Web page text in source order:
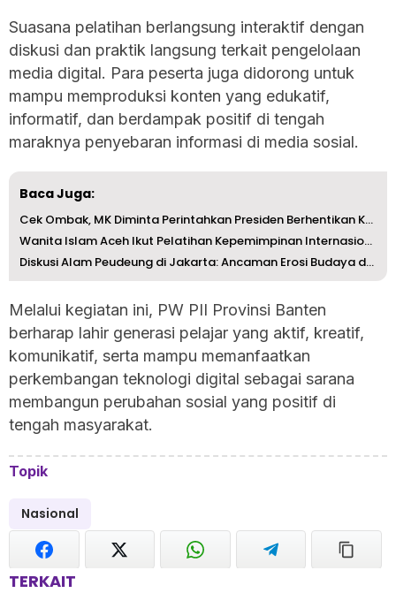
Suasana pelatihan berlangsung interaktif dengan
diskusi dan praktik langsung terkait pengelolaan
media digital. Para peserta juga didorong untuk
mampu memproduksi konten yang edukatif,
informatif, dan berdampak positif di tengah
maraknya penyebaran informasi di media sosial.
Baca Juga:
Cek Ombak, MK Diminta Perintahkan Presiden Berhentikan Ka...
Wanita Islam Aceh Ikut Pelatihan Kepemimpinan Internasion...
Diskusi Alam Peudeung di Jakarta: Ancaman Erosi Budaya da...
Melalui kegiatan ini, PW PII Provinsi Banten
berharap lahir generasi pelajar yang aktif, kreatif,
komunikatif, serta mampu memanfaatkan
perkembangan teknologi digital sebagai sarana
membangun perubahan sosial yang positif di
tengah masyarakat.
Topik
Nasional
TERKAIT